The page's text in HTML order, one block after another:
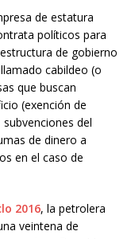
de estatura
políticos para
de gobierno
cabildeo (o
que buscan
(exención de
del
de dinero a
en el caso de
2016, la petrolera
veintena de